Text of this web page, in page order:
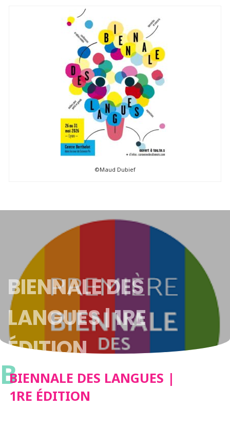
©Maud Dubief
BIENNALE DES
LANGUES | 1RE
ÉDITION
BBIENNALE DES LANGUES |
1RE ÉDITION